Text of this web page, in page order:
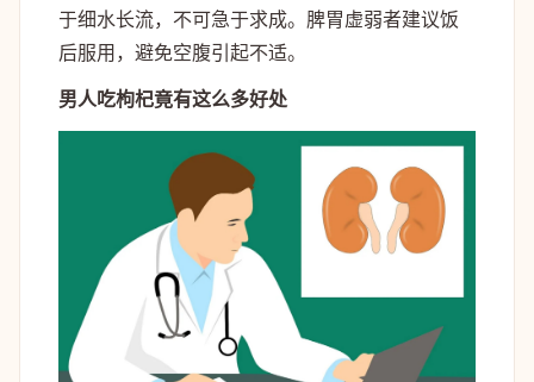
于细水长流，不可急于求成。脾胃虚弱者建议饭
后服用，避免空腹引起不适。
男人吃枸杞竟有这么多好处